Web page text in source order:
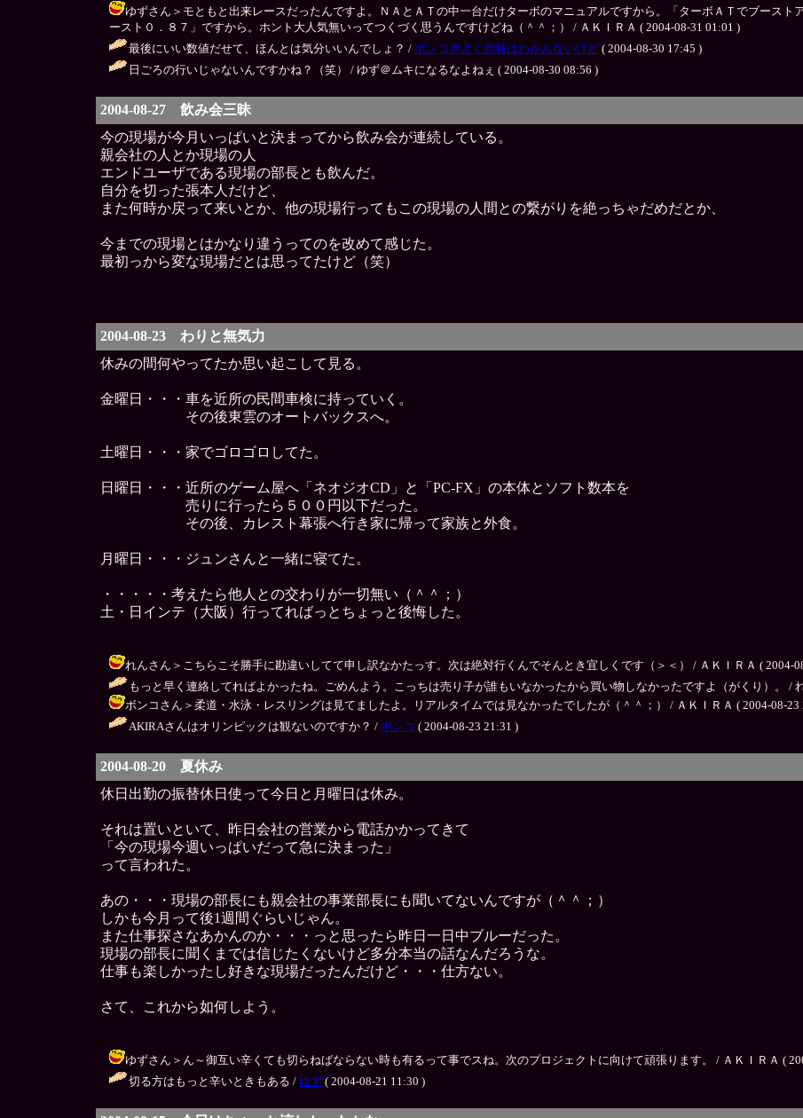
ゆずさん＞モともと出来レースだったんですよ。ＮＡとＡＴの中一台だけターボのマニュアルですから。「ターボＡＴでブース
ースト０．８７」ですから。ホント大人気無いってつくづく思うんですけどね（＾＾；） / ＡＫＩＲＡ ( 2004-08-31 01:01 )
最後にいい数値だせて、ほんとは気分いいんでしょ？ / ボンコ＠よく意味はわかんないけど ( 2004-08-30 17:45 )
日ごろの行いじゃないんですかね？（笑） / ゆず＠ムキになるなよねぇ ( 2004-08-30 08:56 )
2004-08-27 飲み会三昧
今の現場が今月いっぱいと決まってから飲み会が連続している。
親会社の人とか現場の人
エンドユーザである現場の部長とも飲んだ。
自分を切った張本人だけど、
また何時か戻って来いとか、他の現場行ってもこの現場の人間との繋がりを絶っちゃだめだとか、
今までの現場とはかなり違うってのを改めて感じた。
最初っから変な現場だとは思ってたけど（笑）
2004-08-23 わりと無気力
休みの間何やってたか思い起こして見る。
金曜日・・・車を近所の民間車検に持っていく。
その後東雲のオートバックスへ。
土曜日・・・家でゴロゴロしてた。
日曜日・・・近所のゲーム屋へ「ネオジオCD」と「PC-FX」の本体とソフト数本を
売りに行ったら５００円以下だった。
その後、カレスト幕張へ行き家に帰って家族と外食。
月曜日・・・ジュンさんと一緒に寝てた。
・・・・・考えたら他人との交わりが一切無い（＾＾；）
土・日インテ（大阪）行ってればっとちょっと後悔した。
れんさん＞こちらこそ勝手に勘違いしてて申し訳なかたっす。次は絶対行くんでそんとき宜しくです（＞＜） / ＡＫＩＲＡ ( 2004-
もっと早く連絡してればよかったね。ごめんよう。こっちは売り子が誰もいなかったから買い物しなかったですよ（がくり）。 /
ボンコさん＞柔道・水泳・レスリングは見てましたよ。リアルタイムでは見なかったでしたが（＾＾；） / ＡＫＩＲＡ ( 2004-08-23
AKIRAさんはオリンピックは観ないのですか？ / ボンコ ( 2004-08-23 21:31 )
2004-08-20 夏休み
休日出勤の振替休日使って今日と月曜日は休み。
それは置いといて、昨日会社の営業から電話かかってきて
「今の現場今週いっぱいだって急に決まった」
って言われた。
あの・・・現場の部長にも親会社の事業部長にも聞いてないんですが（＾＾；）
しかも今月って後1週間ぐらいじゃん。
また仕事探さなあかんのか・・・っと思ったら昨日一日中ブルーだった。
現場の部長に聞くまでは信じたくないけど多分本当の話なんだろうな。
仕事も楽しかったし好きな現場だったんだけど・・・仕方ない。
さて、これから如何しよう。
ゆずさん＞ん～御互い辛くても切らねばならない時も有るって事でスね。次のプロジェクトに向けて頑張ります。 / ＡＫＩＲＡ (
切る方はもっと辛いときもある / ゆず ( 2004-08-21 11:30 )